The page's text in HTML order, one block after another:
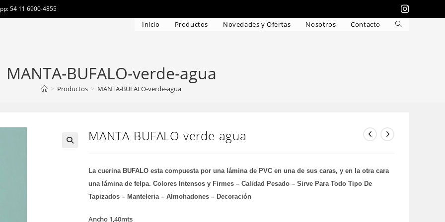
54 11 6900-4855
Inicio Productos Novedades y Ofertas Nosotros Contacto
Alternar
MANTA-BUFALO-verde-agua
> Productos > MANTA-BUFALO-verde-agua
MANTA-BUFALO-verde-agua
La cuerina BUFALO esta compuesta por una lámina de PVC en una de sus caras, y en la otra cara
una lámina de felpa. Colores Intensos y Firmes – Calidad Pesado – Sirve Para Todo Tipo De
Tapizados – Manteleria – Almohadones – Decoración
Ancho 1,40mts